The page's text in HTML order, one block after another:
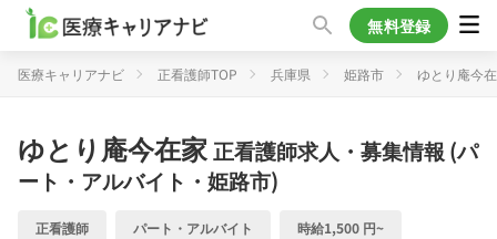
無料登録
医療キャリアナビ 正看護師TOP 兵庫県 姫路市 ゆとり庵今
ゆとり庵今在家正看護師求人・募集情報 (パ
ート・アルバイト・姫路市)
正看護師 パート・アルバイト 時給1,500 円~